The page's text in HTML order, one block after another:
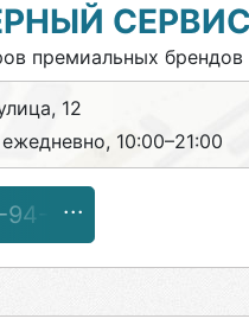
СЕРВИС
премиальных брендов
12
ежедневно, 10:00–21:00
94-77